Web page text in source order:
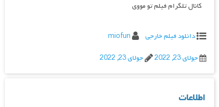
کانال تلگرام فیلم تو مووی
دانلود فیلم خارجی
miofun
جولای 23, 2022
جولای 23, 2022
اطلاعات